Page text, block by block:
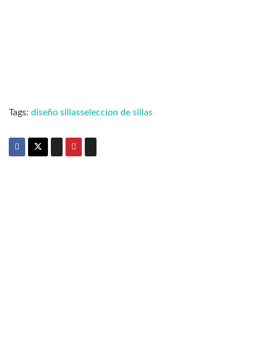
Tags: diseño sillasseleccion de sillas